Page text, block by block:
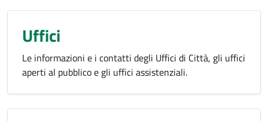
Uffici
Le informazioni e i contatti degli Uffici di Città, gli uffici
aperti al pubblico e gli uffici assistenziali.